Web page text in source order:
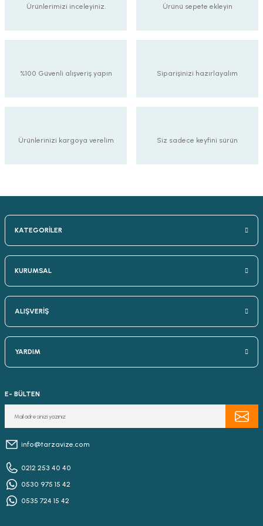
Ürünlerimizi inceleyiniz. Ürünü sepete ekleyin
%100 Güvenli alışveriş yapın Siparişinizi hazırlayalım
Ürünlerinizi kargoya verelim Siz sadece keyfini sürün
KATEGORİLER
KURUMSAL
ALIŞVERİŞ
YARDIM
E- BÜLTEN
info@tarzavize.com
0212 253 40 40
0530 975 15 42
0535 724 15 42